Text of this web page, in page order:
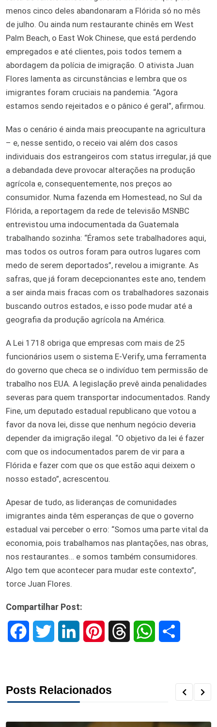
menos cinco deles abandonaram a Flórida só no mês
de julho. Ou ainda num restaurante chinês em West
Palm Beach, o East Wok Chinese, que está perdendo
empregados e até clientes, pois todos temem a
abordagem da polícia de imigração. O ativista Juan
Flores lamenta as circunstâncias e lembra que os
imigrantes foram cruciais na pandemia. “Agora
estamos sendo rejeitados e o pânico é geral”, afirmou.
Mas o cenário é ainda mais preocupante na agricultura
– e, nesse sentido, o receio vai além dos casos
individuais dos estrangeiros com status irregular, já que
a debandada deve provocar alterações na produção
agrícola e, consequentemente, nos preços ao
consumidor. Numa fazenda em Homestead, no Sul da
Flórida, a reportagem da rede de televisão MSNBC
entrevistou uma indocumentada da Guatemala
trabalhando sozinha: “Éramos sete trabalhadores aqui,
mas todos os outros foram para outros lugares com
medo de serem deportados”, revelou a imigrante. As
safras, que já foram decepcionantes este ano, tendem
a ser ainda mais fracas com os trabalhadores sazonais
buscando outros estados, e isso pode mudar até a
geografia da produção agrícola na América.
A Lei 1718 obriga que empresas com mais de 25
funcionários usem o sistema E-Verify, uma ferramenta
do governo que checa se o indivíduo tem permissão de
trabalho nos EUA. A legislação prevê ainda penalidades
severas para quem transportar indocumentados. Randy
Fine, um deputado estadual republicano que votou a
favor da nova lei, disse que nenhum negócio deveria
depender da imigração ilegal. “O objetivo da lei é fazer
com que os indocumentados parem de vir para a
Flórida e fazer com que os que estão aqui deixem o
nosso estado”, acrescentou.
Apesar de tudo, as lideranças de comunidades
imigrantes ainda têm esperanças de que o governo
estadual vai perceber o erro: “Somos uma parte vital da
economia, pois trabalhamos nas plantações, nas obras,
nos restaurantes… e somos também consumidores.
Algo tem que acontecer para mudar este contexto”,
torce Juan Flores.
Compartilhar Post:
e t k t
Posts Relacionados